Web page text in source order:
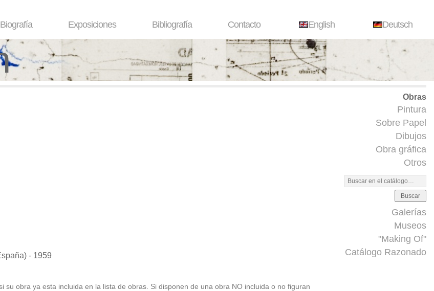
Biografía Exposiciones Bibliografía Contacto English Deutsch
Obras
Pintura
Sobre Papel
Dibujos
Obra gráfica
Otros
Buscar
Galerías
Museos
"Making Of"
Catálogo Razonado
- 1959
obra ya esta incluida en la lista de obras. Si disponen de una obra NO incluida o no figuran